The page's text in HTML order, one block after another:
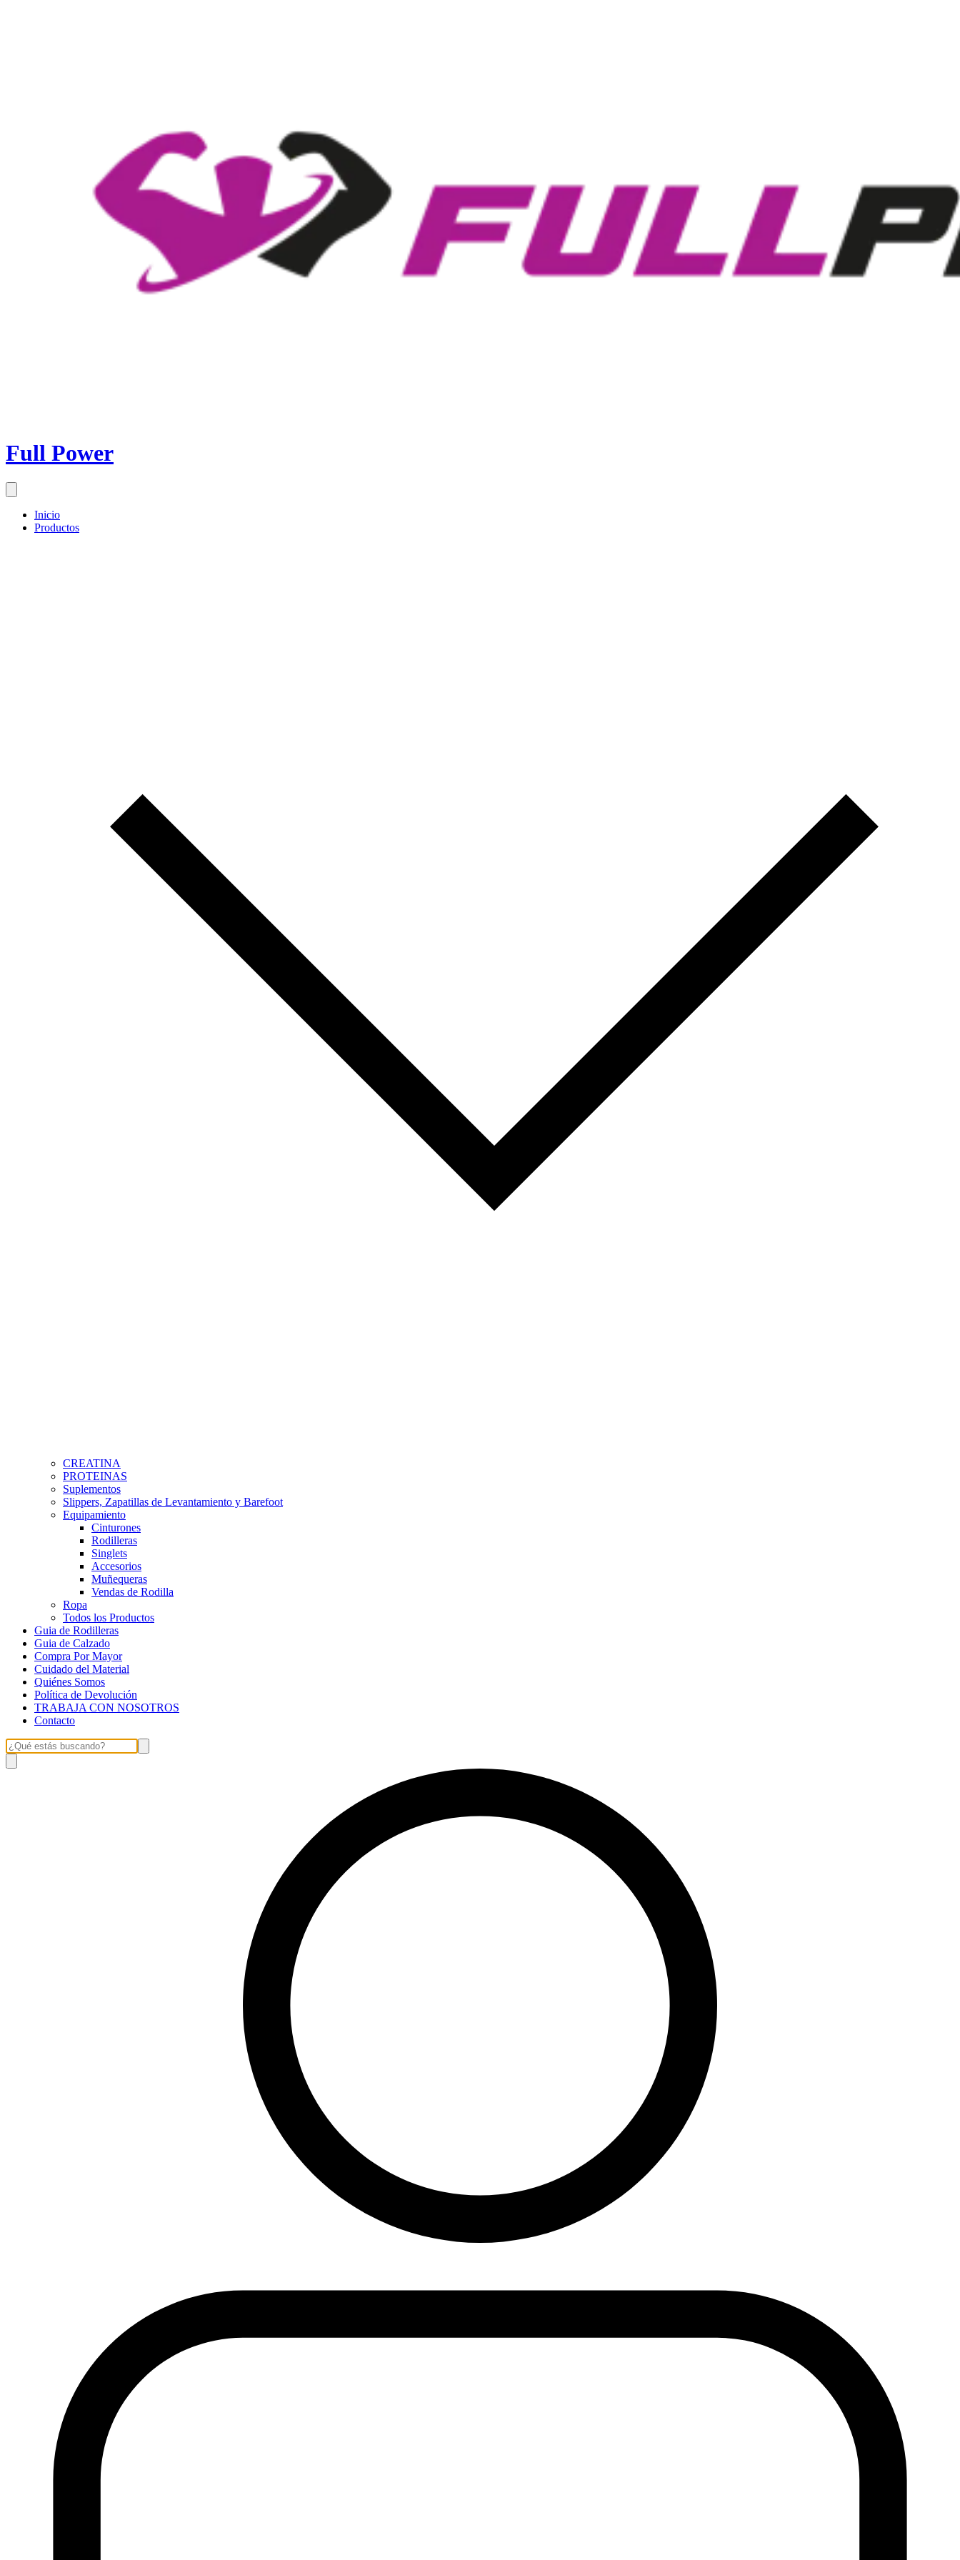
Full Power
Inicio
Productos
CREATINA
PROTEINAS
Suplementos
Slippers, Zapatillas de Levantamiento y Barefoot
Equipamiento
Cinturones
Rodilleras
Singlets
Accesorios
Muñequeras
Vendas de Rodilla
Ropa
Todos los Productos
Guia de Rodilleras
Guia de Calzado
Compra Por Mayor
Cuidado del Material
Quiénes Somos
Política de Devolución
TRABAJA CON NOSOTROS
Contacto